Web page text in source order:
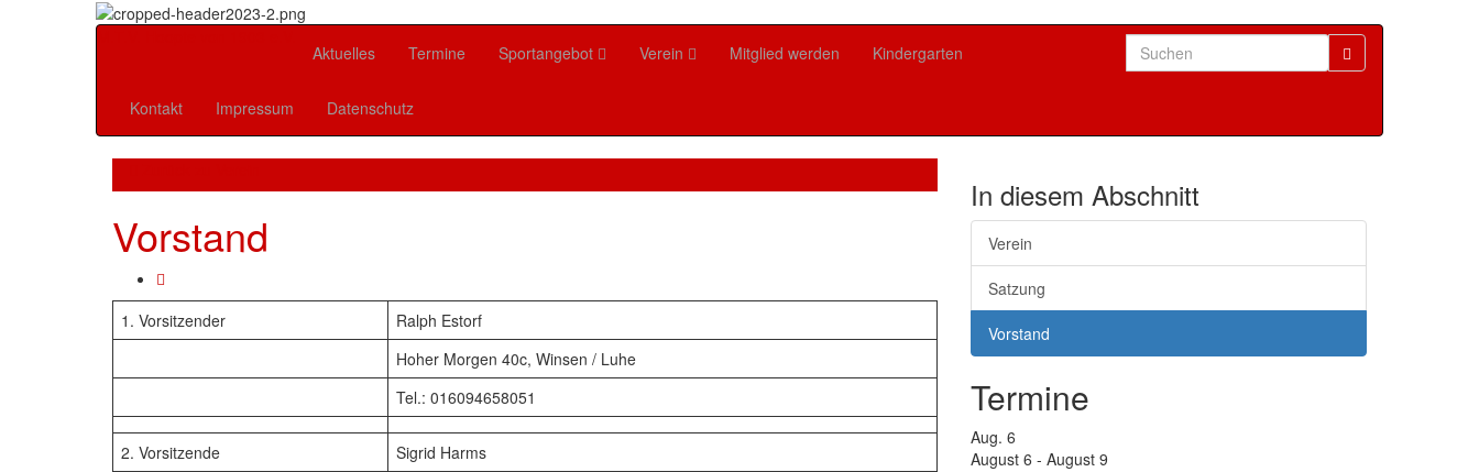
Aktuelles Termine Sportangebot Verein Mitglied werden Kindergarten
Search
for:
Kontakt
Impressum Datenschutz
Vorstand
1. Vorsitzender
Ralph Estorf
Hoher Morgen 40c, Winsen / Luhe
Tel.: 016094658051
2. Vorsitzende
Sigrid Harms
In diesem Abschnitt
Verein
Satzung
Vorstand
Termine
Aug. 6
August 6 - August 9